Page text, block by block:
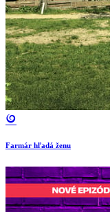
Farmár hľadá ženu